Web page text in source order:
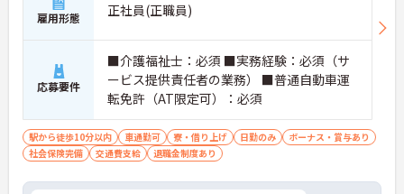
雇用形態 正社員(正職員)
応募要件
■介護福祉士：必須 ■実務経験：必須（サ
ービス提供責任者の業務） ■普通自動車運
転免許（AT限定可）：必須
駅から徒歩10分以内 車通勤可 寮・借り上げ 日勤のみ
ボーナス・賞与あり
社会保険完備
交通費支給 退職金制度あり